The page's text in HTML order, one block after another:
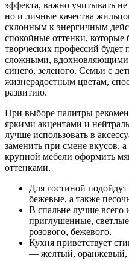
эффекта, важно учитывать
но и личные качества
склонным к энергичным
спокойные оттенки, которые
творческих профессий будет
сложными, вдохновляющими
синего, зеленого. Семьи с
жизнерадостным цветам,
развитию.
При выборе палитры
яркими акцентами и
лучше использовать в
заменить при смене вкусов,
крупной мебели оформить
оттенками.
Для гостиной
бежевые, а также
В спальне лучше всего
приглушенные, светлые
розового, бежевого.
Кухня приветствует
— желтый, оранжевый,